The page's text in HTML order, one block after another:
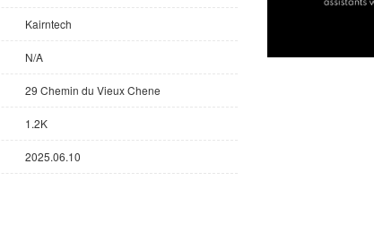
Kairntech
N/A
29 Chemin du Vieux Chene
1.2K
2025.06.10